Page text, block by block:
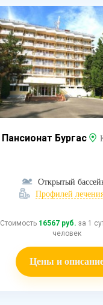
Пансионат Бургас
Открытый
Профилей
Стоимость 16567 руб. за 1
человек
Цены и